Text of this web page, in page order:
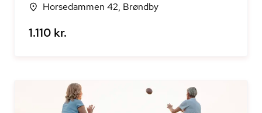
Horsedammen 42, Brøndby
1.110 kr.